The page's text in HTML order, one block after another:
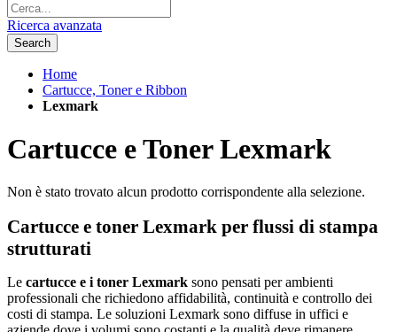
Ricerca avanzata
Search
Home
Cartucce, Toner e Ribbon
Lexmark
Cartucce e Toner Lexmark
Non è stato trovato alcun prodotto corrispondente alla selezione.
Cartucce e toner Lexmark per flussi di stampa
strutturati
Le cartucce e i toner Lexmark sono pensati per ambienti
professionali che richiedono affidabilità, continuità e controllo dei
costi di stampa. Le soluzioni Lexmark sono diffuse in uffici e